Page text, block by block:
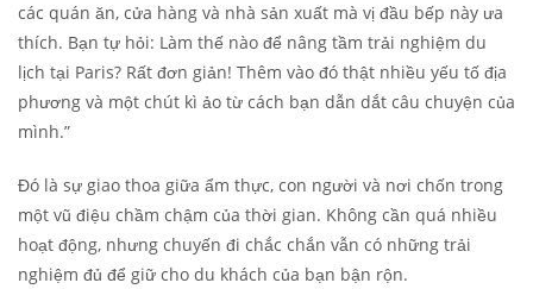
các quán ăn, cửa hàng và nhà sản xuất mà vị đầu bếp này ưa
thích. Bạn tự hỏi: Làm thế nào để nâng tầm trải nghiệm du
lịch tại Paris? Rất đơn giản! Thêm vào đó thật nhiều yếu tố địa
phương và một chút kì ảo từ cách bạn dẫn dắt câu chuyện của
mình.”
Đó là sự giao thoa giữa ẩm thực, con người và nơi chốn trong
một vũ điệu chầm chậm của thời gian. Không cần quá nhiều
hoạt động, nhưng chuyến đi chắc chắn vẫn có những trải
nghiệm đủ để giữ cho du khách của bạn bận rộn.